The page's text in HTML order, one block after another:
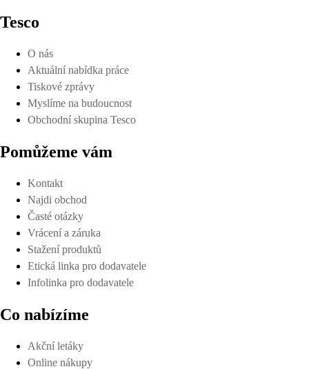
Tesco
O nás
Aktuální nabídka práce
Tiskové zprávy
Myslíme na budoucnost
Obchodní skupina Tesco
Pomůžeme vám
Kontakt
Najdi obchod
Časté otázky
Vrácení a záruka
Stažení produktů
Etická linka pro dodavatele
Infolinka pro dodavatele
Co nabízíme
Akční letáky
Online nákupy